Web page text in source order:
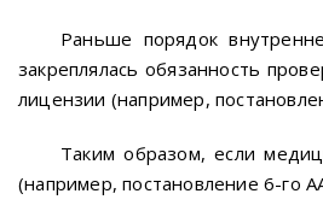
Раньше порядок
закреплялась обязанность
лицензии (например,
Таким образом, если
(например, постановление 6-го